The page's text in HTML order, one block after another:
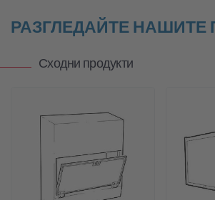
РАЗГЛЕДАЙТЕ НАШИТЕ
Сходни продукти